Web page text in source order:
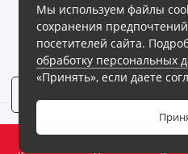
Мы используем файлы
сохранения
посетителей сайта.
обработку персональных
«Принять», если даете
Пн-Пт с 09:00 до 18:00, Сб-Вс
Мы в сети